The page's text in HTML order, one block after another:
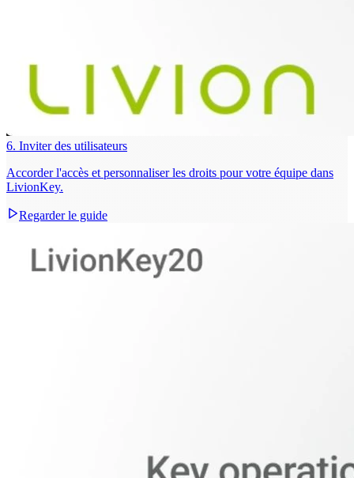
6. Inviter des utilisateurs
Accorder l'accès et personnaliser les droits pour votre équipe dans
LivionKey.
Regarder le guide